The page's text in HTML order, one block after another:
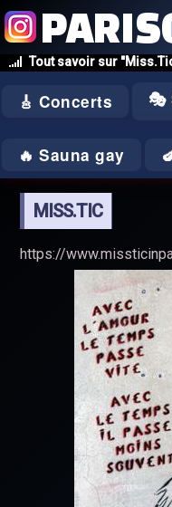
Tout savoir sur
🎸 Concerts 🎭
🔥 Sauna gay
MISS.TIC
https://